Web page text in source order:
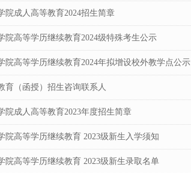
院成人高等教育2024招生简章
院高等学历继续教育2024级特殊考生公示
院高等学历继续教育2024年拟增设校外教学点公示
育（函授）招生咨询联系人
院成人高等教育2023年度招生简章
院高等学历继续教育 2023级新生入学须知
院高等学历继续教育 2023级新生录取名单